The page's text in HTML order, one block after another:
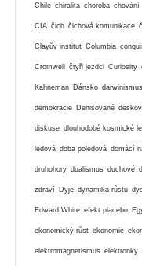
Chile chiralita choroba chování
CIA čich čichová komunikace
Clayův institut Columbia
Cromwell čtyři jezdci Curiosity
Kahneman Dánsko darwinismus
demokracie Denisované
diskuse dlouhodobé kosmické
ledová doba poledová domácí
druhohory dualismus duchové
zdraví Dyje dynamika růstu
Edward White efekt placebo
ekonomický růst ekonomie
elektromagnetismus elektronky